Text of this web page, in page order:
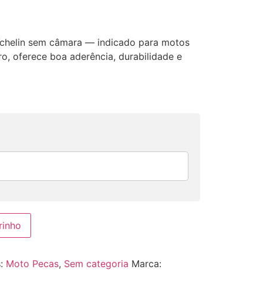
sem câmara — indicado para motos
oferece boa aderência, durabilidade e
Moto Pecas, Sem categoria Marca: